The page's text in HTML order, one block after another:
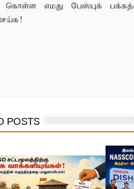
கொள்ள எமது பேஸ்புக்
POSTS